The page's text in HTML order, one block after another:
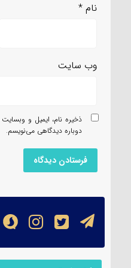
نام*
وب‌ سایت
ذخیره نام، ایمیل و
دوباره دیدگاهی می‌نویسم.